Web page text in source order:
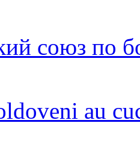
союз по
au